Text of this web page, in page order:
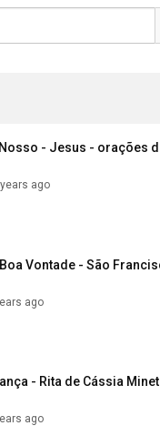
- Jesus - orações
ago
Vontade - São
ago
- Rita de Cássia
ago